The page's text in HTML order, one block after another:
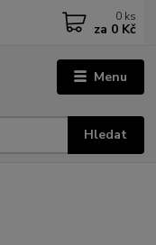
Menu
Hledat
0 ks
za 0 Kč